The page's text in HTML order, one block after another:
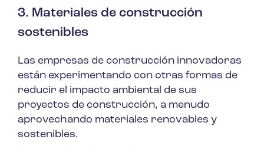
3. Materiales de construcción
sostenibles
Las empresas de construcción innovadoras
están experimentando con otras formas de
reducir el impacto ambiental de sus
proyectos de construcción, a menudo
aprovechando materiales renovables y
sostenibles.